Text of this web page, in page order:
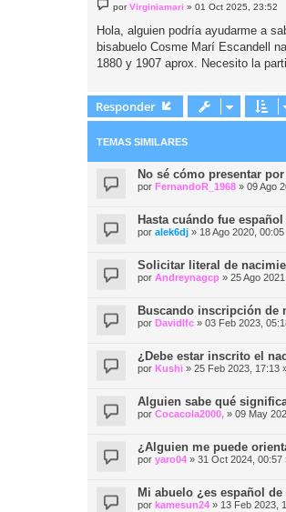
e
n
s
a
j
e
porVirginiamari »01 Oct 2025, 23:52
Hola, alguien podría ayudarme a
bisabuelo Cosme Marí Escandell
1880 y 1907 aprox. Necesito la
Responder
TEMAS SIMILARES
No sé cómo presentar
por FernandoR_1968 » 09 Ago
Hasta cuándo fue
por alek6dj » 18 Ago 2020, 00:05
Solicitar literal de
por Andreynagcp » 25 Ago
Buscando inscripción de
por DavidIfc » 03 Feb 2023,
¿Debe estar inscrito el
por Kushi » 25 Feb 2023, 17:13
Alguien sabe qué
por Cocacola2000, » 09 May
¿Alguien me puede
por yaro04 » 31 Oct 2024, 00:57
Mi abuelo ¿es español de
por kamesun24 » 13 Feb 2023,